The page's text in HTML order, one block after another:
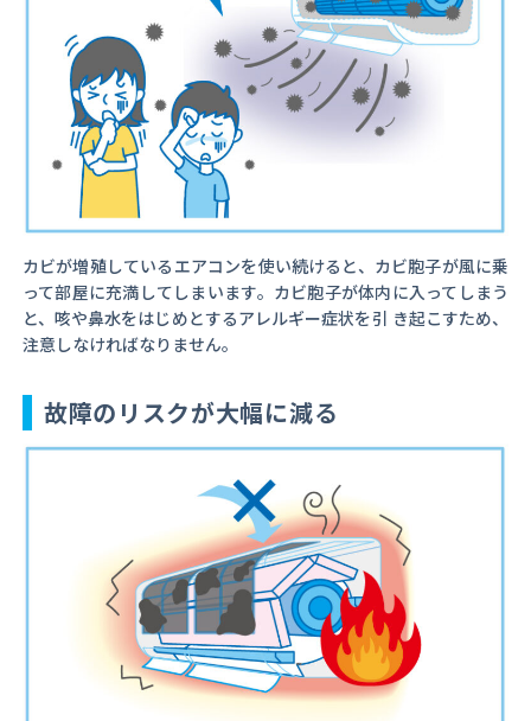
カビが増殖しているエアコンを使い続けると、カビ胞子が風に乗
って部屋に充満してしまいます。カビ胞子が体内に入ってしまう
と、咳や鼻水をはじめとするアレルギー症状を引 き起こすため、
注意しなければなりません。
故障のリスクが大幅に減る